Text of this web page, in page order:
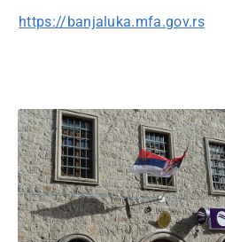
https://banjaluka.mfa.gov.rs